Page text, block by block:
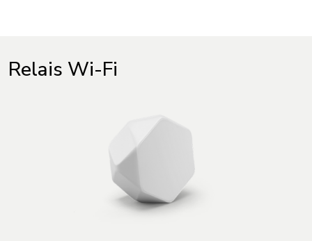
Relais Wi-Fi